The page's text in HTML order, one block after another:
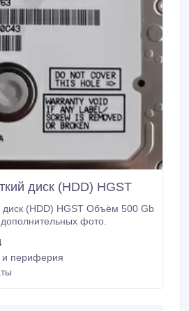
диск (HDD) HGST
диск (HDD) HGST Объём 500 Gb
фото.
периферия